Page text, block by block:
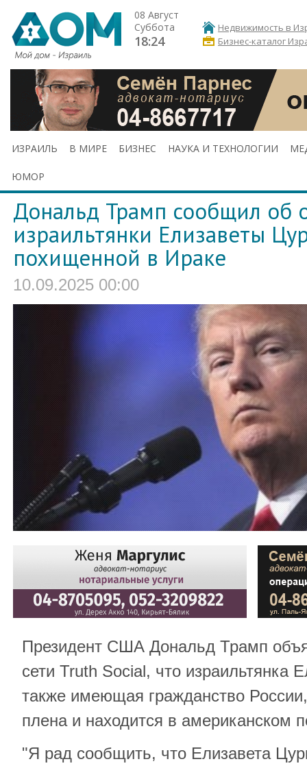
08 Август
Суббота
18:24
Недвижимость в
Бизнес-каталог
ИЗРАИЛЬ В МИРЕ БИЗНЕС НАУКА И ТЕХНОЛОГИИ
ЮМОР
Дональд Трамп сообщил об
израильтянки Елизаветы
похищенной в Ираке
10.09.2025 00:00
Президент США Дональд Трамп
сети Truth Social, что израильтянка
также имеющая гражданство
плена и находится в американском
"Я рад сообщить, что Елизавета